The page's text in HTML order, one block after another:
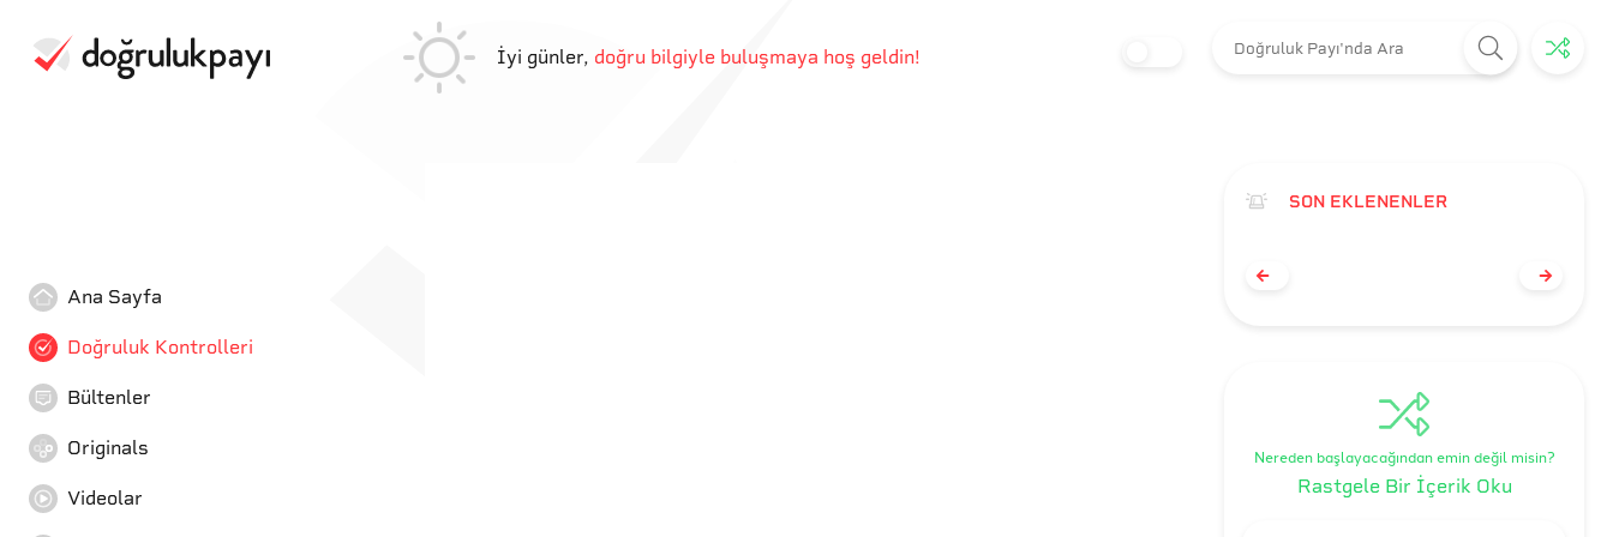
İyi günler, doğru bilgiyle buluşmaya hoş geldin!
Ana Sayfa
Doğruluk Kontrolleri
Bültenler
Originals
Videolar
SON EKLENENLER
Nereden başlayacağından emin değil misin?
Rastgele Bir İçerik Oku